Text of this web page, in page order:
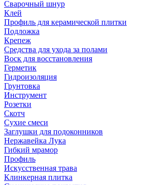
Сварочный шнур
Клей
Профиль для керамической плитки
Подложка
Крепеж
Средства для ухода за полами
Воск для восстановления
Герметик
Гидроизоляция
Грунтовка
Инструмент
Розетки
Скотч
Сухие смеси
Заглушки для подоконников
Нержавейка Лука
Гибкий мрамор
Профиль
Искусственная трава
Клинкерная плитка